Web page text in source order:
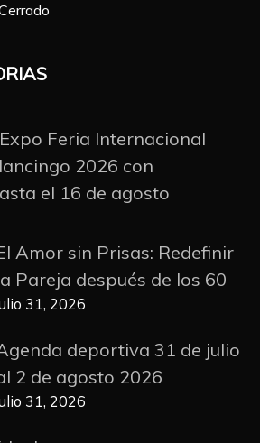
Feria Internacional
2026 con
el 16 de agosto
Amor sin Prisas: Redefinir
Pareja después de los 60
31, 2026
deportiva 31 de julio
2 de agosto 2026
31, 2026